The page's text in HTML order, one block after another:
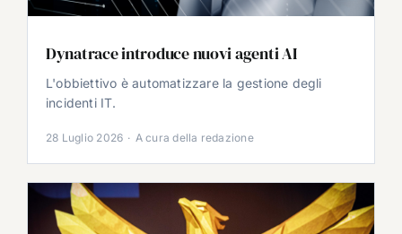
Dynatrace introduce nuovi agenti AI
L'obbiettivo è automatizzare la gestione degli
incidenti IT.
28 Luglio 2026 · A cura della redazione